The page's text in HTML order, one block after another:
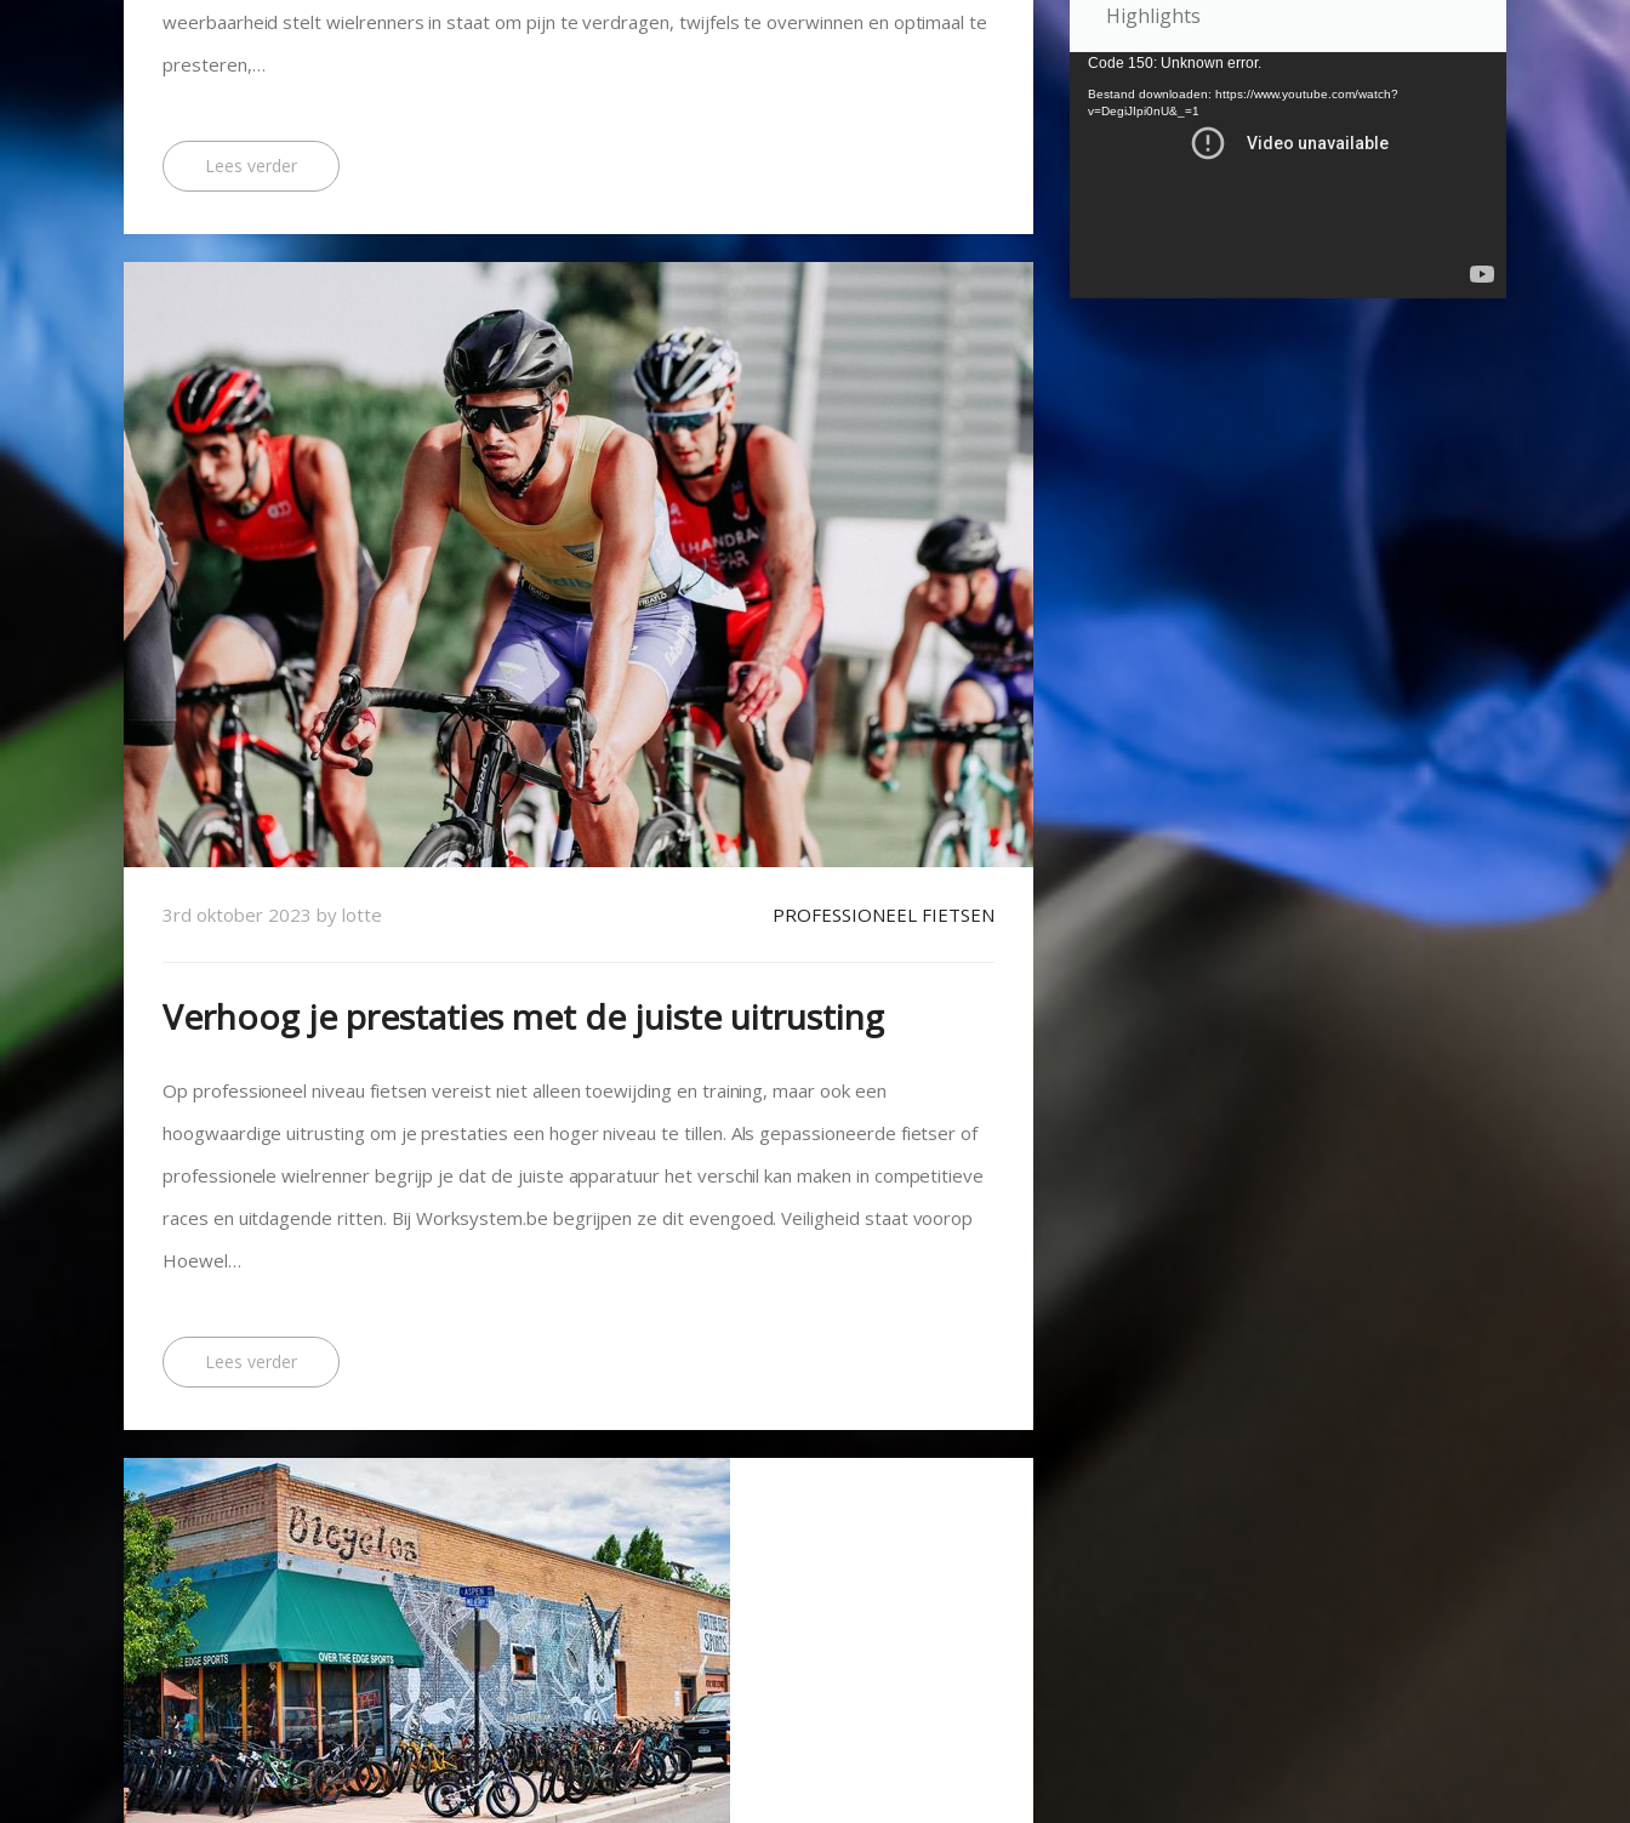
weerbaarheid stelt wielrenners in staat om pijn te verdragen, twijfels te overwinnen en optimaal te
presteren,…
3rd oktober 2023 by lotte PROFESSIONEEL FIETSEN
Verhoog je prestaties met de juiste uitrusting
Op professioneel niveau fietsen vereist niet alleen toewijding en training, maar ook een
hoogwaardige uitrusting om je prestaties een hoger niveau te tillen. Als gepassioneerde fietser of
professionele wielrenner begrijp je dat de juiste apparatuur het verschil kan maken in competitieve
races en uitdagende ritten. Bij Worksystem.be begrijpen ze dit evengoed. Veiligheid staat voorop
Hoewel…
Highlights
Videospeler
Code 150: Unknown error.
Bestand downloaden: https://www.youtube.com/watch?
v=DegiJIpi0nU&_=1